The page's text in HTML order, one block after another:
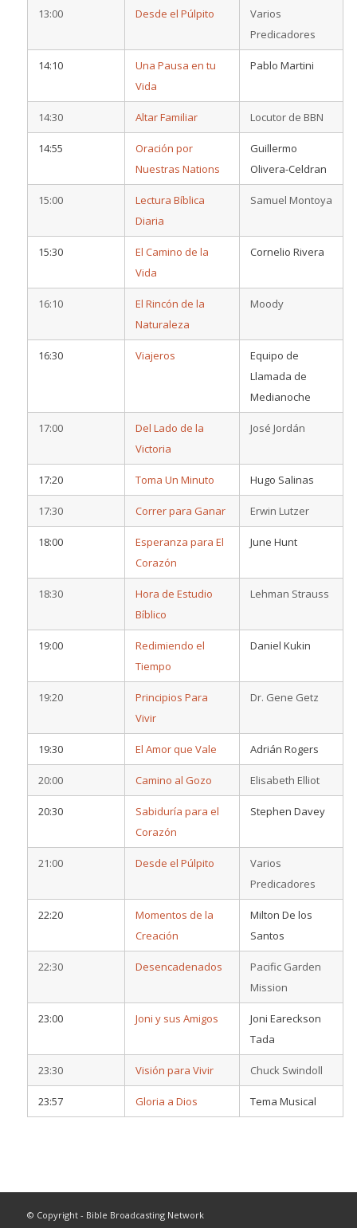
13:00 Desde el Púlpito
Varios
Predicadores
14:10
Una Pausa en tu
Vida
Pablo Martini
14:30 Altar Familiar Locutor de BBN
14:55
Oración por
Nuestras Nations
Guillermo
Olivera-Celdran
15:00
Lectura Bíblica
Diaria
Samuel Montoya
15:30
El Camino de la
Vida
Cornelio Rivera
16:10
El Rincón de la
Naturaleza
Moody
16:30 Viajeros
Equipo de
Llamada de
Medianoche
17:00
Del Lado de la
Victoria
José Jordán
17:20 Toma Un Minuto Hugo Salinas
17:30 Correr para Ganar Erwin Lutzer
18:00
Esperanza para El
Corazón
June Hunt
18:30
Hora de Estudio
Bíblico
Lehman Strauss
19:00
Redimiendo el
Tiempo
Daniel Kukin
19:20
Principios Para
Vivir
Dr. Gene Getz
19:30 El Amor que Vale Adrián Rogers
20:00 Camino al Gozo Elisabeth Elliot
20:30
Sabiduría para el
Corazón
Stephen Davey
21:00 Desde el Púlpito
Varios
Predicadores
22:20
Momentos de la
Creación
Milton De los
Santos
22:30 Desencadenados
Pacific Garden
Mission
23:00 Joni y sus Amigos
Joni Eareckson
Tada
23:30 Visión para Vivir Chuck Swindoll
23:57 Gloria a Dios Tema Musical
© Copyright - Bible Broadcasting Network